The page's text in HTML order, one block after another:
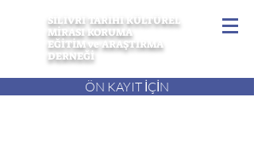
SİLİVRİ TARİHİ KÜLTÜREL
MİRASI KORUMA
EĞİTİM ve ARAŞTIRMA
DERNEĞİ
ÖN KAYIT İÇİN